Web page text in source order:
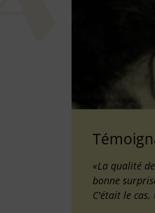
«La qualité
bonne
C'était le cas.